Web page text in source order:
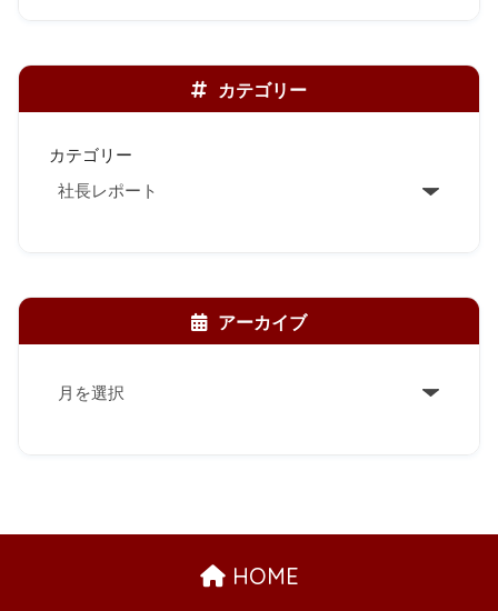
カテゴリー
カテゴリー
アーカイブ
ア
HOME